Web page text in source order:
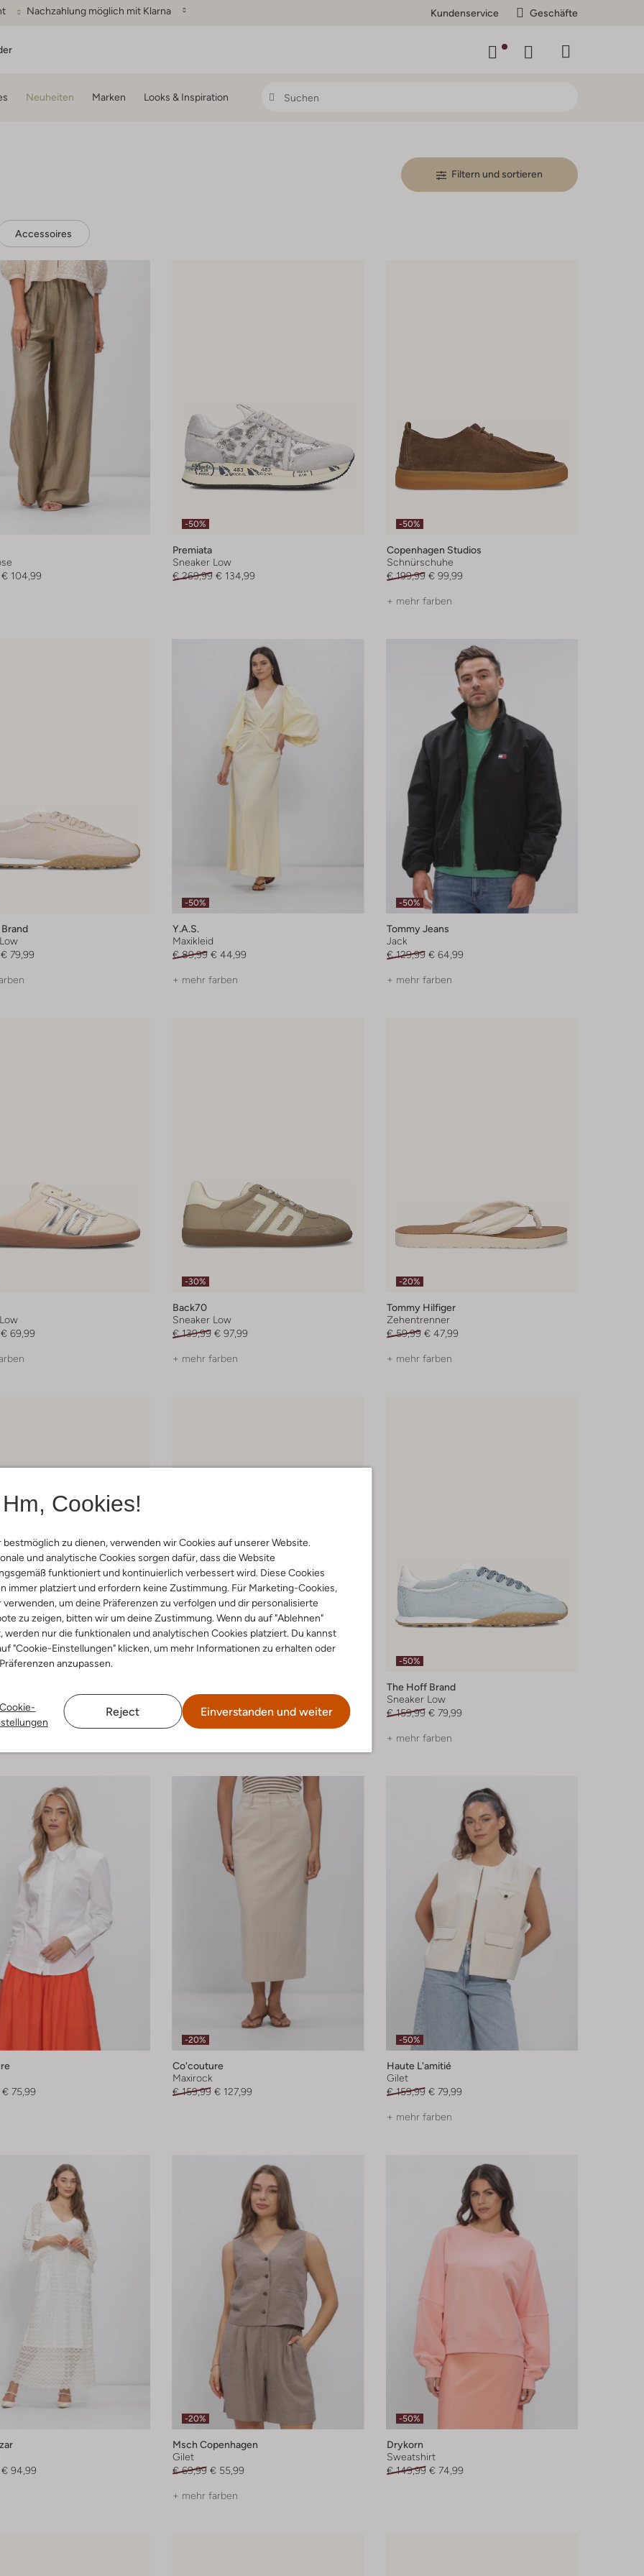
Nachzahlung möglich mit Klarna Kundenservice Geschäfte
Hm, Cookies!
bestmöglich zu dienen, verwenden wir Cookies auf unserer Website.
und analytische Cookies sorgen dafür, dass die Website
funktioniert und kontinuierlich verbessert wird. Diese Cookies
immer platziert und erfordern keine Zustimmung. Für Marketing-Cookies,
verwenden, um deine Präferenzen zu verfolgen und dir personalisierte
zu zeigen, bitten wir um deine Zustimmung. Wenn du auf "Ablehnen"
werden nur die funktionalen und analytischen Cookies platziert. Du kannst
"Cookie-Einstellungen" klicken, um mehr Informationen zu erhalten oder
anzupassen.
Cookie-
Reject Einverstanden und weiter
Neuheiten Marken Looks & Inspiration
Filtern und sortieren
Accessoires
€ 104,99
-50%
Premiata
Sneaker Low
€ 269,99 € 134,99
-50%
Copenhagen Studios
Schnürschuhe
€ 199,99 € 99,99
+ mehr farben
€ 79,99
-50%
Y.a.s.
Maxikleid
€ 89,99 € 44,99
+ mehr farben
-50%
Tommy Jeans
Jack
€ 129,99 € 64,99
+ mehr farben
€ 69,99
-30%
Back70
Sneaker Low
€ 139,99 € 97,99
+ mehr farben
-20%
Tommy Hilfiger
Zehentrenner
€ 59,99 € 47,99
+ mehr farben
€ 76,99
Sneaker Low
€ 84,99 € 50,99
-50%
The Hoff Brand
Sneaker Low
€ 159,99 € 79,99
+ mehr farben
€ 75,99
-20%
Co'couture
Maxirock
€ 159,99 € 127,99
-50%
Haute L'amitié
Gilet
€ 159,99 € 79,99
+ mehr farben
€ 94,99
-20%
Msch Copenhagen
Gilet
€ 69,99 € 55,99
+ mehr farben
-50%
Drykorn
Sweatshirt
€ 149,99 € 74,99